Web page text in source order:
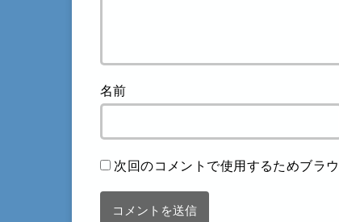
名前
次回のコメントで使用するためブラ